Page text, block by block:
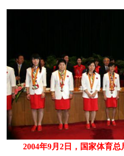
2004年9月2日，国家体育